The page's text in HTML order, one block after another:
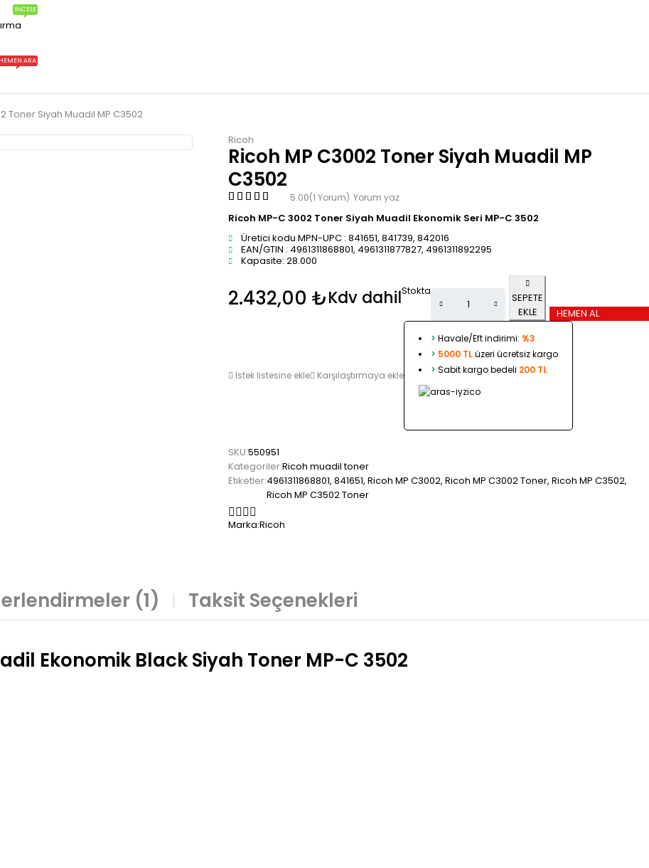
İNCELE
HEMEN ARA
Toner Siyah Muadil MP C3502
Ricoh
Ricoh MP C3002 Toner Siyah Muadil MP
C3502
5.00(1 Yorum) Yorum yaz
Ricoh MP-C 3002 Toner Siyah Muadil Ekonomik Seri MP-C 3502
Üretici kodu MPN-UPC : 841651, 841739, 842016
EAN/GTIN : 4961311868801, 4961311877827, 4961311892295
Kapasite: 28.000
2.432,00 ₺Kdv dahilStokta
SEPETE
EKLE
HEMEN AL
İstek listesine ekle Karşılaştırmaya ekle
> Havale/Eft indirimi: %3
> 5000 TLüzeri ücretsiz kargo
> Sabit kargo bedeli 200 TL
SKU:550951
Kategoriler:Ricoh muadil toner
Etiketler:4961311868801, 841651, Ricoh MP C3002, Ricoh MP C3002 Toner, Ricoh MP C3502,
Ricoh MP C3502 Toner
Marka:Ricoh
(1) Taksit Seçenekleri
Ekonomik Black Siyah Toner MP-C 3502